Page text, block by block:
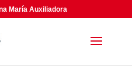
María Auxiliadora